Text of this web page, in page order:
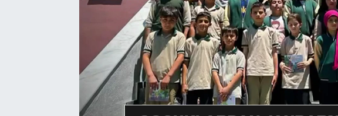
KÜLTÜR-SANAT
ÖZEL HABER